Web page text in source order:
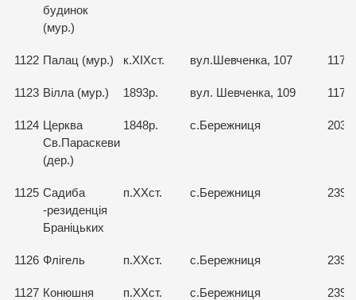
будинок
(мур.)
1122 Палац (мур.) к.ХІХст. вул.Шевченка, 107 1172
1123 Вілла (мур.) 1893р. вул. Шевченка, 109 1171
1124 Церква
Св.Параскеви
(дер.)
1848р. с.Бережниця 2039
1125 Садиба
-резиденція
Браніцьких
п.ХХст. с.Бережниця 2392
1126 Флігель п.ХХст. с.Бережниця 2392
1127 Конюшня п.ХХст. с.Бережниця 2392